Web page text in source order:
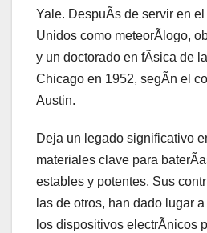
Yale. DespuÃs de servir en
Unidos como meteorÃlogo,
y un doctorado en fÃsica de
Chicago en 1952, segÃn el
Austin.
Deja un legado significativo
materiales clave para
estables y potentes. Sus
las de otros, han dado lugar
los dispositivos electrÃnicos